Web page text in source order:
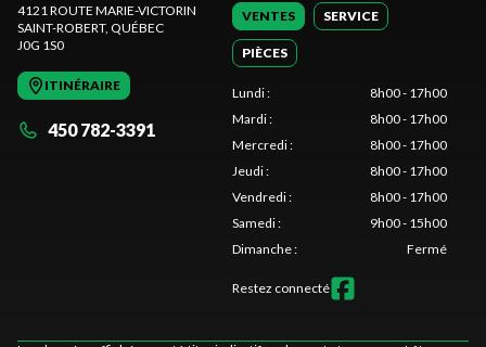
4121 ROUTE MARIE-VICTORIN
SAINT-ROBERT, QUÉBEC
J0G 1S0
ITINÉRAIRE
450 782-3391
VENTES SERVICE
PIÈCES
Lundi:
8h00 - 17h00
Mardi:
8h00 - 17h00
Mercredi:
8h00 - 17h00
Jeudi:
8h00 - 17h00
Vendredi:
8h00 - 17h00
Samedi:
9h00 - 15h00
Dimanche: Fermé
Restez connecté